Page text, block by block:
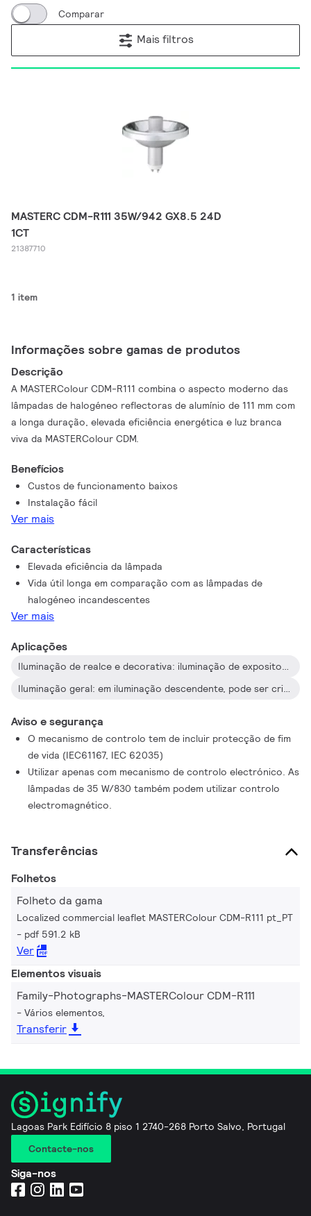
Comparar
Mais filtros
MASTERC CDM-R111 35W/942 GX8.5 24D
1CT
21387710
1 item
Informações sobre gamas de produtos
Descrição
A MASTERColour CDM-R111 combina o aspecto moderno das
lâmpadas de halogéneo reflectoras de alumínio de 111 mm com
a longa duração, elevada eficiência energética e luz branca
viva da MASTERColour CDM.
Benefícios
Custos de funcionamento baixos
Instalação fácil
Ver mais
Características
Elevada eficiência da lâmpada
Vida útil longa em comparação com as lâmpadas de
halogéneo incandescentes
Ver mais
Aplicações
Iluminação de realce e decorativa: iluminação de expositores com efeitos brilhantes e teatrais, mesmo em locais com níveis de luz ambiente muito elevados, como é o caso das montras
Iluminação geral: em iluminação descendente, pode ser criada uma atmosfera quente e confortável
Aviso e segurança
O mecanismo de controlo tem de incluir protecção de fim
de vida (IEC61167, IEC 62035)
Utilizar apenas com mecanismo de controlo electrónico. As
lâmpadas de 35 W/830 também podem utilizar controlo
electromagnético.
Transferências
Folhetos
Folheto da gama
Localized commercial leaflet MASTERColour CDM-R111 pt_PT
pdf 591.2 kB
Ver
Elementos visuais
Family-Photographs-MASTERColour CDM-R111
Vários elementos,
Transferir
Lagoas Park Edifício 8 piso 1 2740-268 Porto Salvo, Portugal
Contacte-nos
Siga-nos